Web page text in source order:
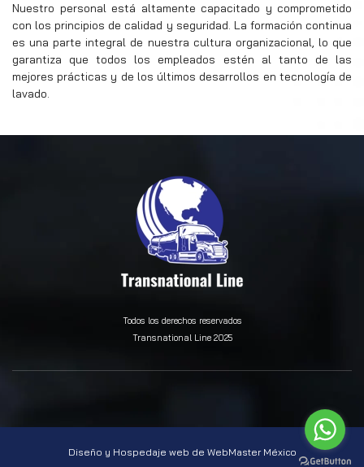
Nuestro personal está altamente capacitado y comprometido
con los principios de calidad y seguridad. La formación continua
es una parte integral de nuestra cultura organizacional, lo que
garantiza que todos los empleados estén al tanto de las
mejores prácticas y de los últimos desarrollos en tecnología de
lavado.
Todos los derechos reservados
Transnational Line 2025
Diseño y Hospedaje web de WebMaster México